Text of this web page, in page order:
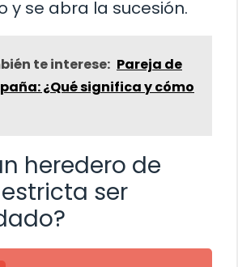
y se abra la sucesión.
te interese: Pareja de
¿Qué significa y cómo
heredero de
ser